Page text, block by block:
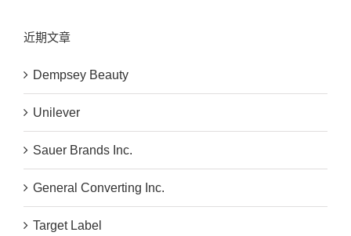
近期文章
Dempsey Beauty
Unilever
Sauer Brands Inc.
General Converting Inc.
Target Label